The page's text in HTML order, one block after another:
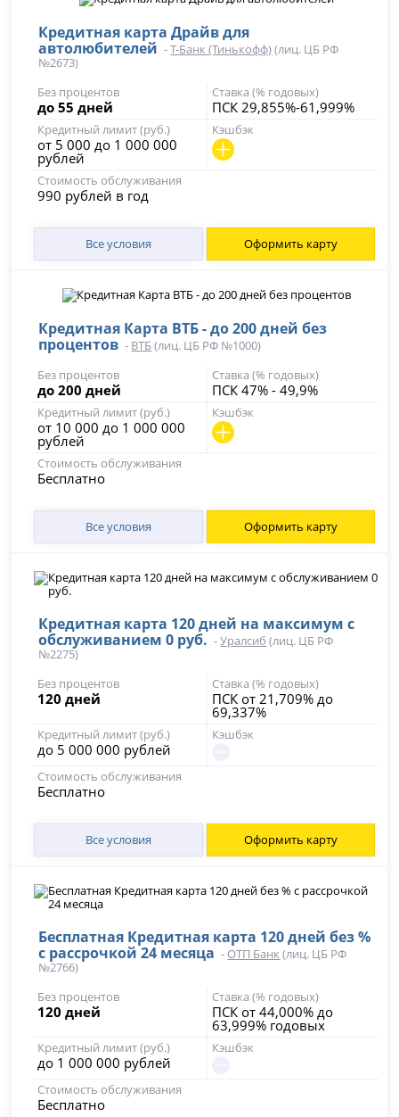
Кредитная карта Драйв для
автолюбителей -Т-Банк (Тинькофф)(лиц. ЦБ РФ
№2673)
Без процентов
до 55 дней
Ставка (% годовых)
ПСК 29,855%-61,999%
Кредитный лимит (руб.)
от 5 000 до 1 000 000
рублей
Кэшбэк
Стоимость обслуживания
990 рублей в год
Все условия Оформить карту
Кредитная Карта ВТБ - до 200 дней без
процентов - ВТБ(лиц. ЦБ РФ №1000)
Без процентов
до 200 дней
Ставка (% годовых)
ПСК 47% - 49,9%
Кредитный лимит (руб.)
от 10 000 до 1 000 000
рублей
Кэшбэк
Стоимость обслуживания
Бесплатно
Все условия Оформить карту
Кредитная карта 120 дней на максимум с
обслуживанием 0 руб. -Уралсиб (лиц. ЦБ РФ
№2275)
Без процентов
120 дней
Ставка (% годовых)
ПСК от 21,709% до
69,337%
Кредитный лимит (руб.)
до 5 000 000 рублей
Кэшбэк
Стоимость обслуживания
Бесплатно
Все условия Оформить карту
Бесплатная Кредитная карта 120 дней без %
с рассрочкой 24 месяца - ОТП Банк (лиц. ЦБ РФ
№2766)
Без процентов
120 дней
Ставка (% годовых)
ПСК от 44,000% до
63,999% годовых
Кредитный лимит (руб.)
до 1 000 000 рублей
Кэшбэк
Стоимость обслуживания
Бесплатно